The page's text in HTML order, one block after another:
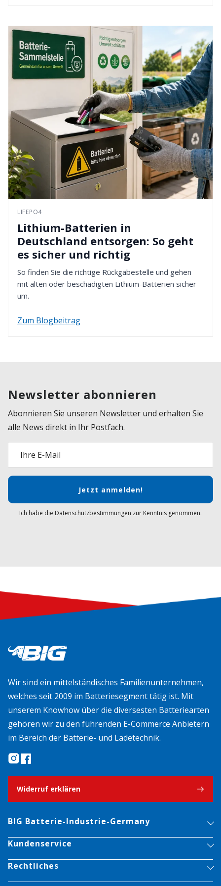
LIFEPO4
Lithium-Batterien in
Deutschland entsorgen: So geht
es sicher und richtig
So finden Sie die richtige Rückgabestelle und gehen
mit alten oder beschädigten Lithium-Batterien sicher
um.
Zum Blogbeitrag
Newsletter abonnieren
Abonnieren Sie unseren Newsletter und erhalten Sie
alle News direkt in Ihr Postfach.
Ihre E-Mail
Jetzt anmelden!
Ich habe die Datenschutzbestimmungen zur Kenntnis genommen.
Wir sind ein mittelständisches Familienunternehmen,
welches seit 2009 im Batteriesegment tätig ist. Mit
unserem Knowhow über die diversesten Batteriearten
gehören wir zu den führenden E-Commerce Anbietern
im Bereich der Batterie- und Ladetechnik.
Widerruf erklären
BIG Batterie-Industrie-Germany
Kundenservice
Rechtliches